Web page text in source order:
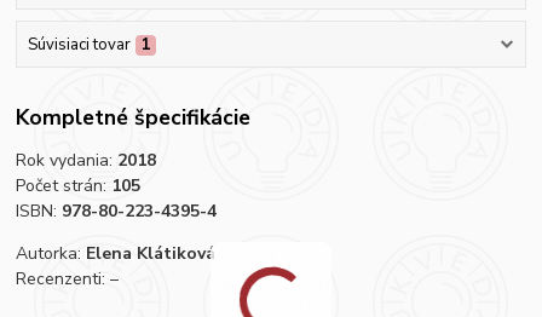
Súvisiaci tovar 1
Kompletné špecifikácie
Rok vydania: 2018
Počet strán: 105
ISBN: 978-80-223-4395-4
Autorka: Elena Klátiková
Recenzenti: –